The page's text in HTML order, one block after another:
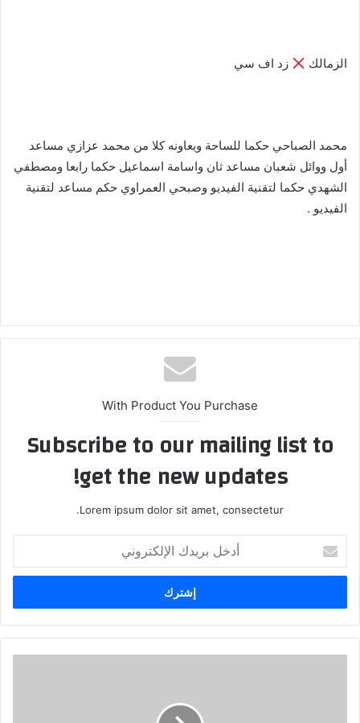
الزمالك زد اف سي
محمد الصباحي حكما للساحة ويعاونه كلا من محمد عزازي مساعد
أول ووائل شعبان مساعد ثان واسامة اسماعيل حكما رابعا ومصطفي
الشهدي حكما لتقنية الفيديو وصبحي العمراوي حكم مساعد لتقنية
الفيديو .
With Product You Purchase
Subscribe to our mailing list to
get the new updates!
Lorem ipsum dolor sit amet, consectetur.
بريدك
الإلكتروني